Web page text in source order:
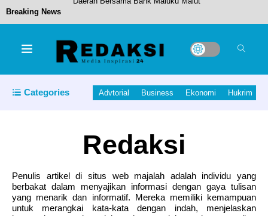
Breaking News
Bupati Halmahera Utara Hadiri Pembukaan
Pesparawi Nasional XIV Di Manokwari Papua
Barat Yang Diresmikan Wakil Presiden.
Jembatan Gantung Tonuo yang menghubungkan
antara Desa Gulo dan Desa Tonuo, Kecamatan
Categories Advtorial Business Ekonomi Hukrim
Redaksi
Penulis artikel di situs web majalah adalah individu yang
berbakat dalam menyajikan informasi dengan gaya tulisan
yang menarik dan informatif. Mereka memiliki kemampuan
untuk merangkai kata-kata dengan indah, menjelaskan